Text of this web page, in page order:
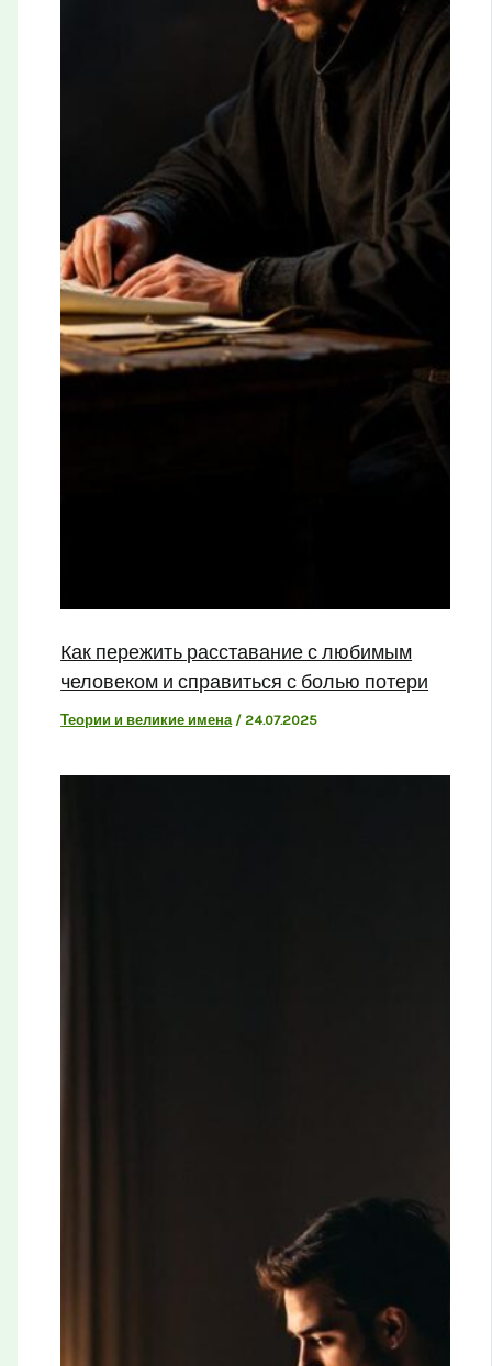
Как пережить расставание с любимым
человеком и справиться с болью потери
Теории и великие имена / 24.07.2025